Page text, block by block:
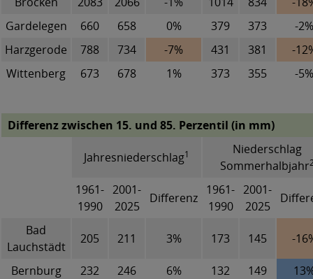
Gardelegen
660 658 0% 379 373
-2%
Harzgerode
788 734 -7% 431 381
-
Wittenberg
673 678 1% 373 355 -5%
Differenz zwischen 15. und 85. Perzentil (in mm)
Jahresniederschlag1
Niederschlag
Sommerhalbjahr
1961-
1990
2001-
2025
Differenz
1961-
1990
2001-
2025
Bad
Lauchstädt
205 211 3% 173 145 -
Bernburg 232 246 6% 132 149